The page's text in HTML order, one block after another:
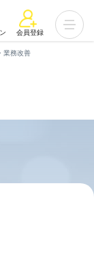
会員登録
業務改善